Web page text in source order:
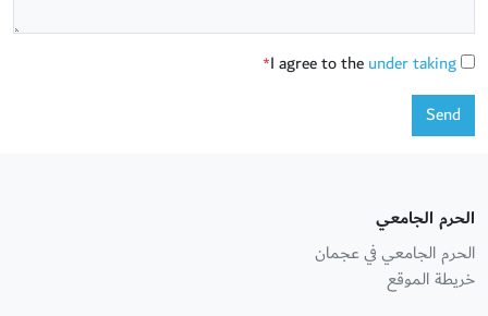
I agree to theunder taking
*
Send
الحرم الجامعي
الحرم الجامعي في عجمان
خريطة الموقع